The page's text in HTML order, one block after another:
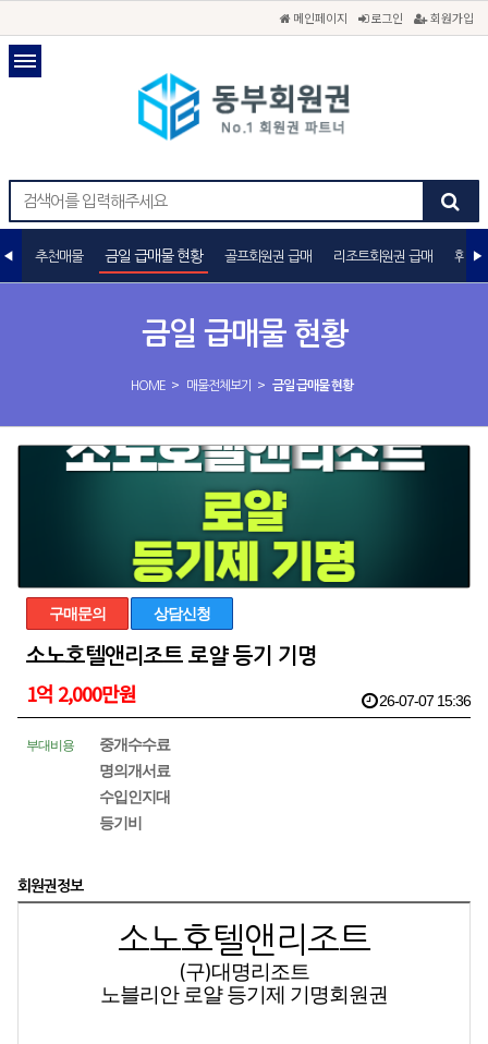
메인페이지 로그인 회원가입
금일 급매물 현황
HOME > 매물전체보기 > 금일 급매물 현황
추천매물 금일 급매물 현황 골프회원권 급매 리조트회원권 급매 휘트
구매문의 상담신청
소노호텔앤리조트 로얄 등기 기명
1억 2,000만원
부대비용
중개수수료
명의개서료
수입인지대
등기비
26-07-07 15:36
회원권정보
소노호텔앤리조트
(구)대명리조트
노블리안 로얄 등기제 기명회원권